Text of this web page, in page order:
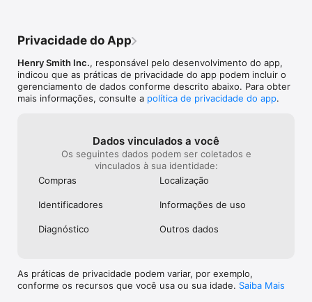
* Jogo em Destaque - IndieCade East 2013
Privacidade do App
Henry Smith Inc., responsável pelo desenvolvimento do app,
indicou que as práticas de privacidade do app podem incluir o
gerenciamento de dados conforme descrito abaixo. Para obter
mais informações, consulte a política de privacidade do app.
Dados vinculados a você
Os seguintes dados podem ser coletados e
vinculados à sua identidade:
Compras
Localização
Identificado­res Informações de uso
Diagnóstico Outros dados
As práticas de privacidade podem variar, por exemplo,
conforme os recursos que você usa ou sua idade. Saiba Mais